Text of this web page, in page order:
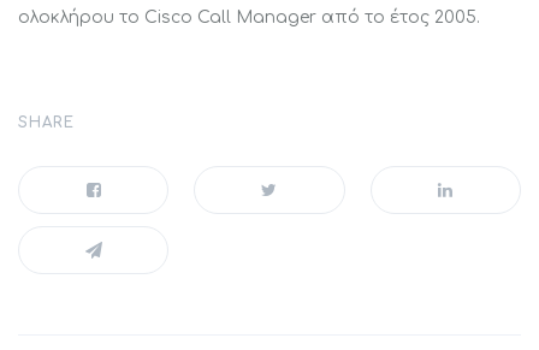
ολοκλήρου το Cisco Call Manager από το έτος 2005.
SHARE